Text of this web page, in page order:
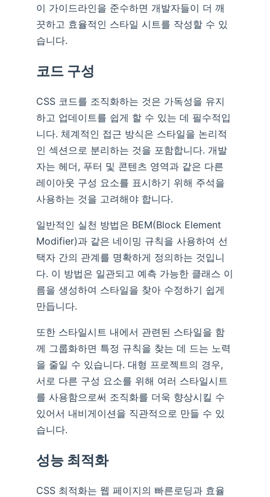
이 가이드라인을 준수하면 개발자들이 더 깨
끗하고 효율적인 스타일 시트를 작성할 수 있
습니다.
코드 구성
CSS 코드를 조직화하는 것은 가독성을 유지
하고 업데이트를 쉽게 할 수 있는 데 필수적입
니다. 체계적인 접근 방식은 스타일을 논리적
인 섹션으로 분리하는 것을 포함합니다. 개발
자는 헤더, 푸터 및 콘텐츠 영역과 같은 다른
레이아웃 구성 요소를 표시하기 위해 주석을
사용하는 것을 고려해야 합니다.
일반적인 실천 방법은 BEM(Block Element
Modifier)과 같은 네이밍 규칙을 사용하여 선
택자 간의 관계를 명확하게 정의하는 것입니
다. 이 방법은 일관되고 예측 가능한 클래스 이
름을 생성하여 스타일을 찾아 수정하기 쉽게
만듭니다.
또한 스타일시트 내에서 관련된 스타일을 함
께 그룹화하면 특정 규칙을 찾는 데 드는 노력
을 줄일 수 있습니다. 대형 프로젝트의 경우,
서로 다른 구성 요소를 위해 여러 스타일시트
를 사용함으로써 조직화를 더욱 향상시킬 수
있어서 내비게이션을 직관적으로 만들 수 있
습니다.
성능 최적화
CSS 최적화는 웹 페이지의 빠른로딩과 효율